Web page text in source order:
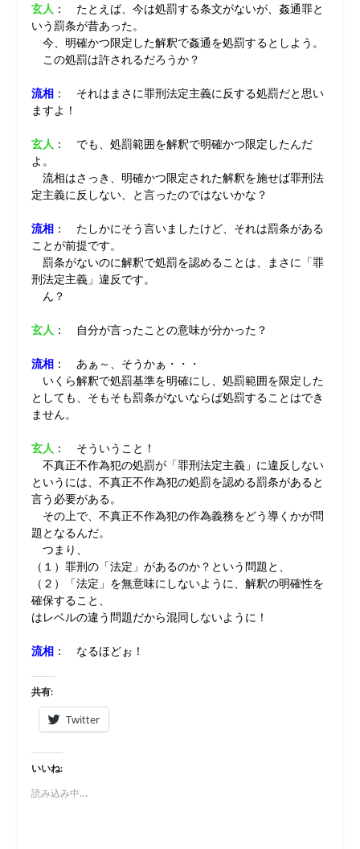
玄人 ： たとえば、今は処罰する条文がないが、姦通罪と
いう罰条が昔あった。
今、明確かつ限定した解釈で姦通を処罰するとしよう。
この処罰は許されるだろうか？
流相： それはまさに罪刑法定主義に反する処罰だと思い
ますよ！
玄人 ： でも、処罰範囲を解釈で明確かつ限定したんだ
よ。
流相はさっき、明確かつ限定された解釈を施せば罪刑法
定主義に反しない、と言ったのではないかな？
流相： たしかにそう言いましたけど、それは罰条がある
ことが前提です。
罰条がないのに解釈で処罰を認めることは、まさに「罪
刑法定主義」違反です。
ん？
玄人 ： 自分が言ったことの意味が分かった？
流相： あぁ～、そうかぁ・・・
いくら解釈で処罰基準を明確にし、処罰範囲を限定した
としても、そもそも罰条がないならば処罰することはでき
ません。
玄人 ： そういうこと！
不真正不作為犯の処罰が「罪刑法定主義」に違反しない
というには、不真正不作為犯の処罰を認める罰条があると
言う必要がある。
その上で、不真正不作為犯の作為義務をどう導くかが問
題となるんだ。
つまり、
（１）罪刑の「法定」があるのか？という問題と、
（２）「法定」を無意味にしないように、解釈の明確性を
確保すること、
はレベルの違う問題だから混同しないように！
流相： なるほどぉ！
共有:
Twitter
いいね:
読み込み中…